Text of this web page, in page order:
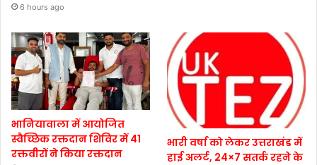
6 hours ago
भानियावाला में आयोजित
स्वैच्छिक रक्तदान शिविर में 41
रक्तवीरों ने किया रक्तदान
भारी वर्षा को लेकर उत्तराखंड में
हाई अलर्ट, 24×7 सतर्क रहने के